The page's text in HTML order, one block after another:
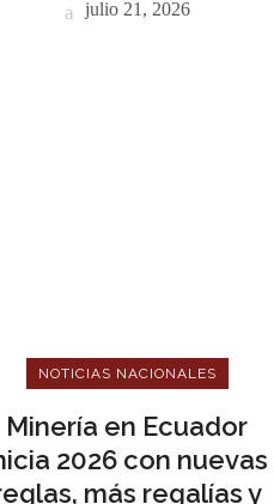
julio 21, 2026
NOTICIAS NACIONALES
Minería en Ecuador
2026 con nuevas
más regalías y